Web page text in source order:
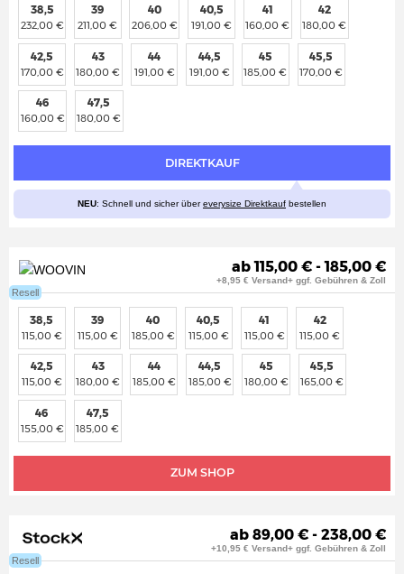
NEU: Schnell und sicher übereverysize Direktkauf bestellen
DIREKTKAUF
38,5
232,00 €
39
211,00 €
40
206,00 €
40,5
191,00 €
41
160,00 €
42
180,00 €
42,5
170,00 €
43
180,00 €
44
191,00 €
44,5
191,00 €
45
185,00 €
45,5
170,00 €
46
160,00 €
47,5
180,00 €
Resell
ab 115,00 € - 185,00 €
+8,95 € Versand+ ggf. Gebühren & Zoll
ZUM SHOP
38,5
115,00 €
39
115,00 €
40
185,00 €
40,5
115,00 €
41
115,00 €
42
115,00 €
42,5
115,00 €
43
180,00 €
44
185,00 €
44,5
185,00 €
45
180,00 €
45,5
165,00 €
46
155,00 €
47,5
185,00 €
Resell
ab 89,00 € - 238,00 €
+10,95 € Versand+ ggf. Gebühren & Zoll